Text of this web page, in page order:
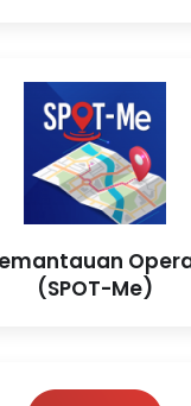
(SPOT-Me)